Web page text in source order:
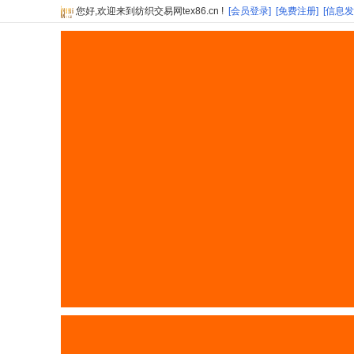
您好,欢迎来到纺织交易网tex86.cn ! [会员登录] [免费注册] [信息